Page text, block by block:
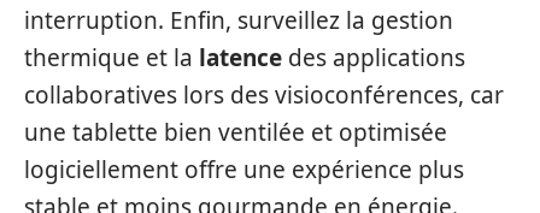
interruption. Enfin, surveillez la gestion
thermique et la latence des applications
collaboratives lors des visioconférences, car
une tablette bien ventilée et optimisée
logiciellement offre une expérience plus